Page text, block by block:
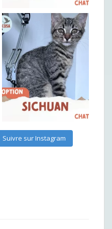
Suivre sur Instagram